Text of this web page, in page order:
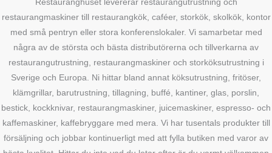
Restauranghuset levererar restaurangutrustning och
restaurangmaskiner till restaurangkök, caféer, storkök, skolkök, kontor
med små pentryn eller stora konferenslokaler. Vi samarbetar med
några av de största och bästa distributörerna och tillverkarna av
restaurangutrustning, restaurangmaskiner och storköksutrustning i
Sverige och Europa. Ni hittar bland annat köksutrustning, fritöser,
klämgrillar, barutrustning, tillagning, buffé, kantiner, glas, porslin,
bestick, kockknivar, restaurangmaskiner, juicemaskiner, espresso- och
kaffemaskiner, kaffebryggare med mera. Vi har tusentals produkter till
försäljning och jobbar kontinuerligt med att fylla butiken med varor av